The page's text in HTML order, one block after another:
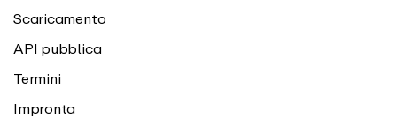
Scaricamento
API pubblica
Termini
Impronta